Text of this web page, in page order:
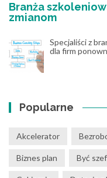
Branża
zmianom
Specjaliści z
dla firm
Popularne
Akcelerator
Biznes plan Być